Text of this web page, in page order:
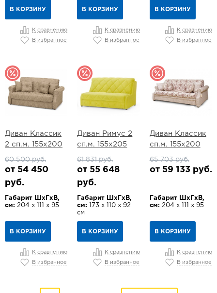
В КОРЗИНУ
К сравнению
В избранное
В КОРЗИНУ
К сравнению
В избранное
В КОРЗИНУ
К сравнению
В избранное
Диван Классик
2 сп.м. 155х200
60 500 руб.
от 54 450
руб.
Габарит ШхГхВ,
см: 204 х 111 х 95
В КОРЗИНУ
К сравнению
В избранное
Диван Римус 2
сп.м. 155х205
61 831 руб.
от 55 648
руб.
Габарит ШхГхВ,
см:
173 х 110 х 92
см
В КОРЗИНУ
К сравнению
В избранное
Диван Классик
сп.м. 155х200
65 703 руб.
от 59 133 руб.
Габарит ШхГхВ,
см: 204 х 111 х 95
В КОРЗИНУ
К сравнению
В избранное